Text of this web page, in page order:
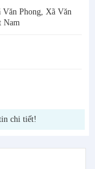
Phong, Xã Văn
Nam
chi tiết!